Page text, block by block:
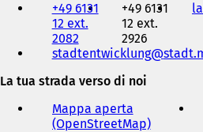
+49 6131
12 ext.
2082
+49 6131
12 ext.
2926
stadtentwicklung
La tua strada verso di noi
Mappa aperta
(OpenStreetMap)(